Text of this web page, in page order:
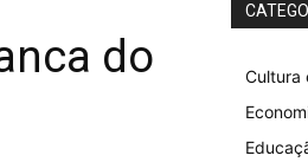
do
Cultura